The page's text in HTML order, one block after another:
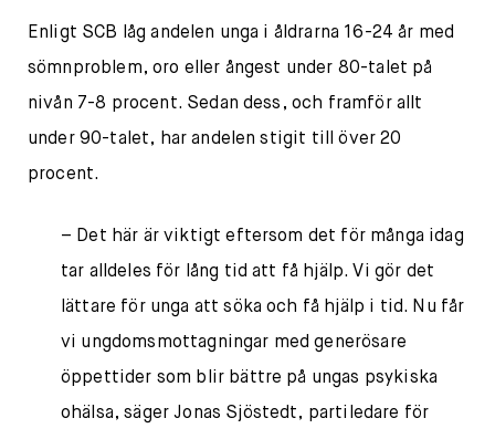
Enligt SCB låg andelen unga i åldrarna 16-24 år med
sömnproblem, oro eller ångest under 80-talet på
nivån 7-8 procent. Sedan dess, och framför allt
under 90-talet, har andelen stigit till över 20
procent.
– Det här är viktigt eftersom det för många idag
tar alldeles för lång tid att få hjälp. Vi gör det
lättare för unga att söka och få hjälp i tid. Nu får
vi ungdomsmottagningar med generösare
öppettider som blir bättre på ungas psykiska
ohälsa, säger Jonas Sjöstedt, partiledare för